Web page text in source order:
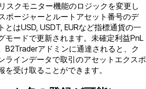
スクモニター機能のロジックを変更し
ポージャーとルートアセット番号のデ
とはUSD, USDT, EURなど指標通貨の一
モードで更新されます。未確定利益PnL
B2Traderアドミンに通達されると、ク
ラインデータで取引のアセットエクスポ
を受け取ることができます。